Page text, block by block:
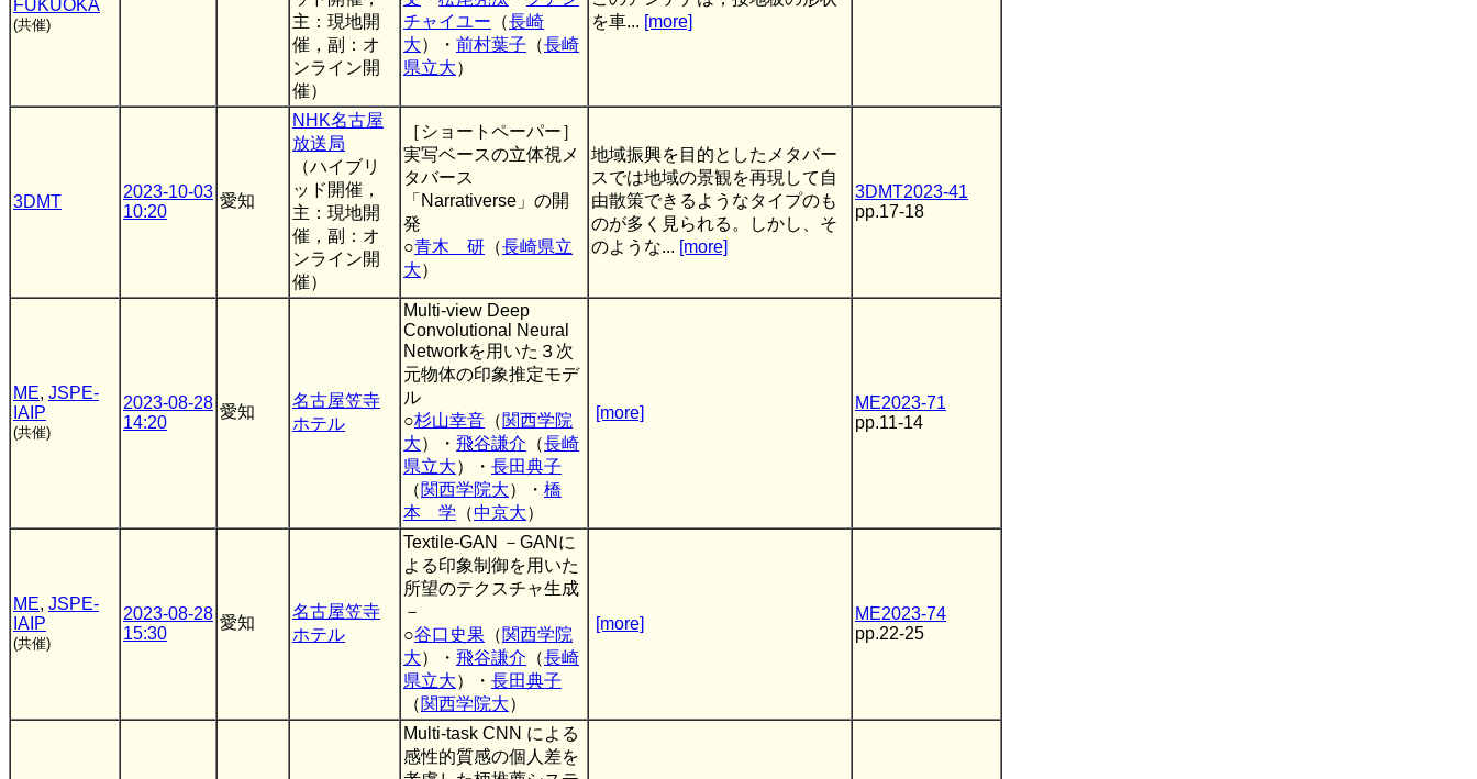
FUKUOKA
(共催)
主：現地開
催，副：オ
ンライン開
催）
チャイユー （長崎
大）・ 前村葉子 （長崎
県立大）
を車... [more]
3DMT
2023-10-03
10:20
愛知
NHK名古屋
放送局
（ハイブリ
ッド開催，
主：現地開
催，副：オ
ンライン開
催）
［ショートペーパー］
実写ベースの立体視メ
タバース
「Narrativerse」の開
発
○青木 研 （長崎県立
大）
地域振興を目的としたメタバー
スでは地域の景観を再現して自
由散策できるようなタイプのも
のが多く見られる。しかし、そ
のような... [more]
3DMT2023-41
pp.17-18
ME, JSPE-
IAIP
(共催)
2023-08-28
14:20
愛知
名古屋笠寺
ホテル
Multi-view Deep
Convolutional Neural
Networkを用いた３次
元物体の印象推定モデ
ル
○杉山幸音 （関西学院
大）・ 飛谷謙介 （長崎
県立大）・ 長田典子
（関西学院大）・ 橋
本 学 （中京大）
[more]
ME2023-71
pp.11-14
ME, JSPE-
IAIP
(共催)
2023-08-28
15:30
愛知
名古屋笠寺
ホテル
Textile-GAN －GANに
よる印象制御を用いた
所望のテクスチャ生成
－
○谷口史果 （関西学院
大）・ 飛谷謙介 （長崎
県立大）・ 長田典子
（関西学院大）
[more]
ME2023-74
pp.22-25
Multi-task CNN による
感性的質感の個人差を